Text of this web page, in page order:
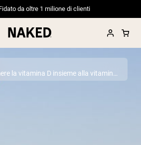
da oltre 1 milione di clienti
Perché dovresti assumere la vitamina D insieme alla vitamina K